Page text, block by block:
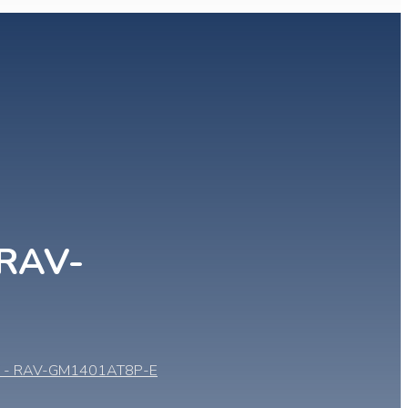
- RAV-GM1401AT8P-E